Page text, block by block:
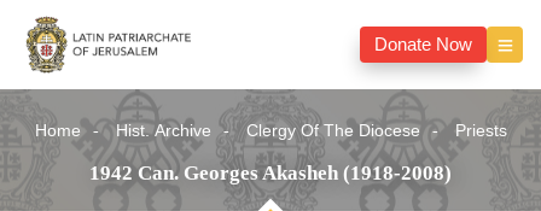
Donate Now
Home Hist. Archive Clergy Of The Diocese Priests
1942 Can. Georges Akasheh (1918-2008)